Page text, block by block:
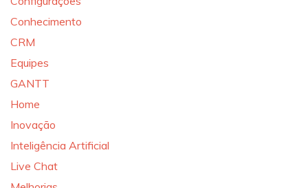
Conhecimento
CRM
Equipes
GANTT
Home
Inovação
Inteligência Artificial
Live Chat